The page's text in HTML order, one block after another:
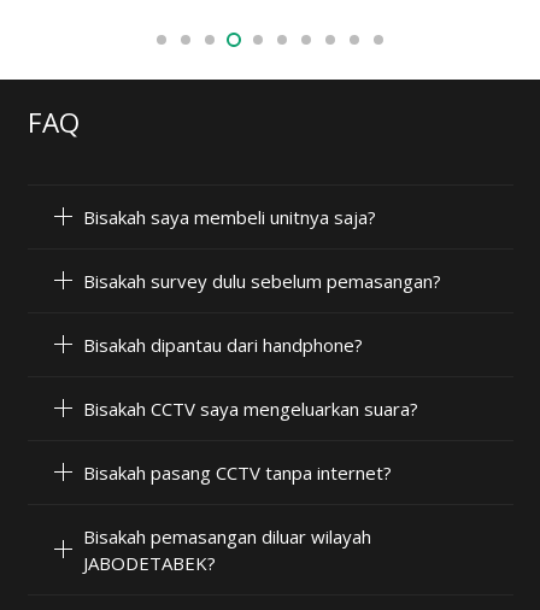
FAQ
Bisakah saya membeli unitnya saja?
Bisakah survey dulu sebelum pemasangan?
Bisakah dipantau dari handphone?
Bisakah CCTV saya mengeluarkan suara?
Bisakah pasang CCTV tanpa internet?
Bisakah pemasangan diluar wilayah
JABODETABEK?